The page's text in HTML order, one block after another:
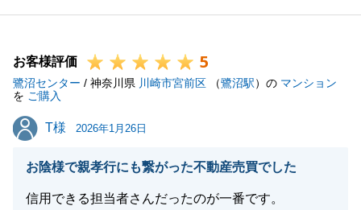
現在のお住まいからやや遠方であることに加え、リフ
で、お取引自体はとてもスムーズに進んでいったと思
います。
お引越し後もお困りごとがありましたら、お気軽にご
相談いただければと思います。
お客様評価 5
鷺沼センター / 神奈川県 川崎市宮前区 （鷺沼駅）の マンション
を ご購入
T様
T様 2026年1月26日
お陰様で親孝行にも繋がった不動産売買でした
信用できる担当者さんだったのが一番です。